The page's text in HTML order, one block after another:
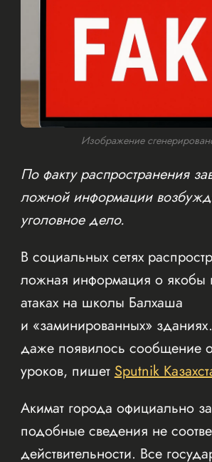
Изображение
По факту распространения
ложной информации
уголовное дело.
В социальных сетях
ложная информация о якобы
атаках на школы Балхаша
и «заминированных»
даже появилось сообщение
уроков, пишетSputnik
Акимат города официально
подобные сведения не
действительности. Все